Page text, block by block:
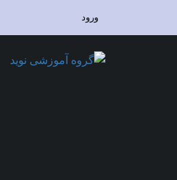
ورود